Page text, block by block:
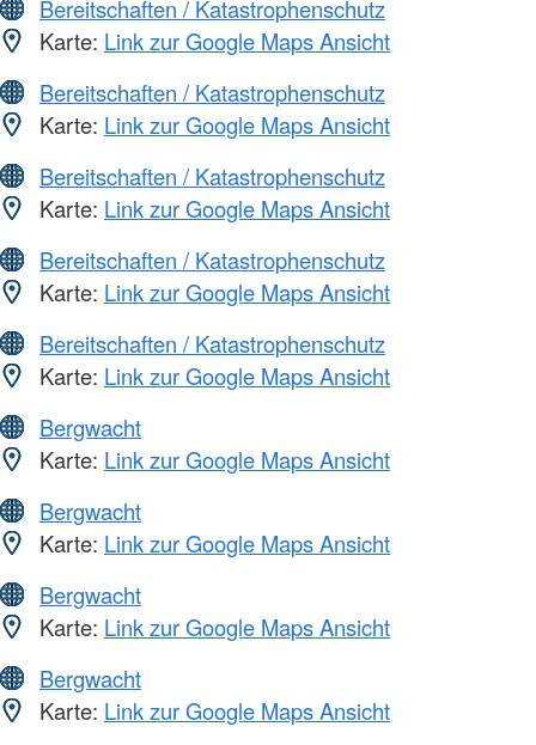
Bereitschaften / Katastrophenschutz
Karte: Link zur Google Maps Ansicht
Bereitschaften / Katastrophenschutz
Karte: Link zur Google Maps Ansicht
Bereitschaften / Katastrophenschutz
Karte: Link zur Google Maps Ansicht
Bereitschaften / Katastrophenschutz
Karte: Link zur Google Maps Ansicht
Bereitschaften / Katastrophenschutz
Karte: Link zur Google Maps Ansicht
Bergwacht
Karte: Link zur Google Maps Ansicht
Bergwacht
Karte: Link zur Google Maps Ansicht
Bergwacht
Karte: Link zur Google Maps Ansicht
Bergwacht
Karte: Link zur Google Maps Ansicht